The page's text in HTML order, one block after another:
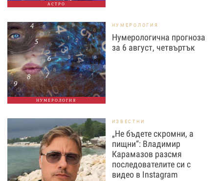
АСТРО
НУМЕРОЛОГИЯ
НУМЕРОЛОГИЯ
Нумерологична прогноза
за 6 август, четвъртък
ИЗВЕСТНИ
„Не бъдете скромни, а
пищни“: Владимир
Карамазов разсмя
последователите си с
видео в Instagram